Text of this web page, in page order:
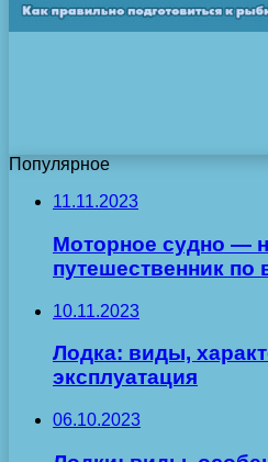
Популярное
11.11.2023
Моторное судно —
путешественник
10.11.2023
Лодка: виды,
эксплуатация
06.10.2023